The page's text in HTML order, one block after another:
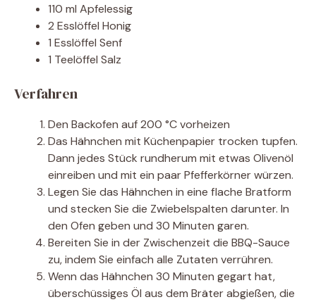
110 ml Apfelessig
2 Esslöffel Honig
1 Esslöffel Senf
1 Teelöffel Salz
Verfahren
Den Backofen auf 200 °C vorheizen
Das Hähnchen mit Küchenpapier trocken tupfen.
Dann jedes Stück rundherum mit etwas Olivenöl
einreiben und mit ein paar Pfefferkörner würzen.
Legen Sie das Hähnchen in eine flache Bratform
und stecken Sie die Zwiebelspalten darunter. In
den Ofen geben und 30 Minuten garen.
Bereiten Sie in der Zwischenzeit die BBQ-Sauce
zu, indem Sie einfach alle Zutaten verrühren.
Wenn das Hähnchen 30 Minuten gegart hat,
überschüssiges Öl aus dem Bräter abgießen, die